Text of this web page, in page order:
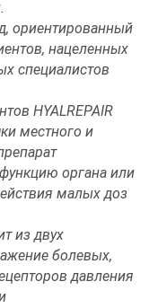
ориентированный
нацеленных
специалистов
HYALREPAIR
местного и
органа или
малых доз
из двух
болевых,
давления